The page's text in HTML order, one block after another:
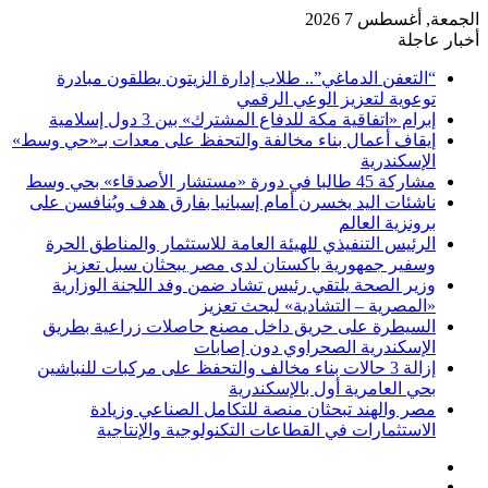
الجمعة, أغسطس 7 2026
أخبار عاجلة
“التعفن الدماغي”.. طلاب إدارة الزيتون يطلقون مبادرة
توعوية لتعزيز الوعي الرقمي
إبرام «اتفاقية مكة للدفاع المشترك» بين 3 دول إسلامية
إيقاف أعمال بناء مخالفة والتحفظ على معدات بـ«حي وسط»
الإسكندرية
مشاركة 45 طالبا في دورة «مستشار الأصدقاء» بحي وسط
ناشئات اليد يخسرن أمام إسبانيا بفارق هدف ويُنافسن على
برونزية العالم
الرئيس التنفيذي للهيئة العامة للاستثمار والمناطق الحرة
وسفير جمهورية باكستان لدى مصر يبحثان سبل تعزيز
وزير الصحة يلتقي رئيس تشاد ضمن وفد اللجنة الوزارية
«المصرية – التشادية» لبحث تعزيز
السيطرة على حريق داخل مصنع حاصلات زراعية بطريق
الإسكندرية الصحراوي دون إصابات
إزالة 3 حالات بناء مخالف والتحفظ على مركبات للنباشين
بحي العامرية أول بالإسكندرية
مصر والهند تبحثان منصة للتكامل الصناعي وزيادة
الاستثمارات في القطاعات التكنولوجية والإنتاجية